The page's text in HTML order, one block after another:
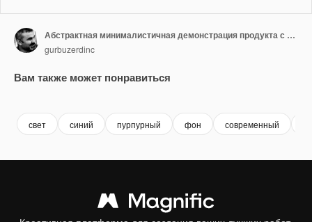
Абстрактная минималистичная демонстрация продукта с неоновым кругом и градиентным фоном
gurbuzerdinc
Вам также может понравиться
свет синий пурпурный фон современный